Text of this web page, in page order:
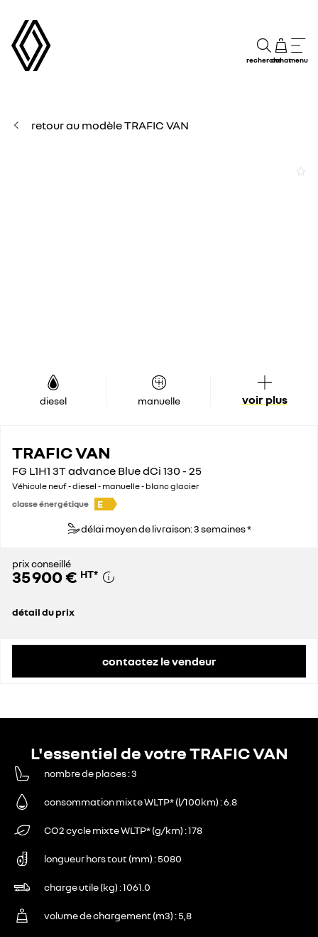
rechercheachatmenu
retour au modèle TRAFIC VAN
diesel manuelle voir plus
TRAFIC VAN
FG L1H1 3T advance Blue dCi 130 - 25
Véhicule neuf - diesel - manuelle - blanc glacier
classe énergétique
E
délai moyen de livraison: 3 semaines *
prix conseillé
35 900 € HT*
détail du prix
contactez le vendeur
L'essentiel de votre TRAFIC VAN
nombre de places 3
consommation mixte WLTP* (l/100km) 6.8
CO2 cycle mixte WLTP* (g/km) 178
longueur hors tout (mm) 5080
charge utile (kg) 1061.0
volume de chargement (m3) 5,8